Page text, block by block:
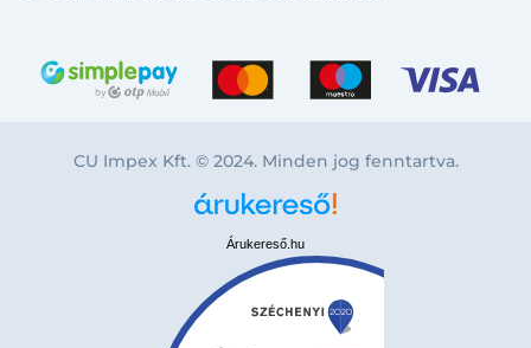
CU Impex Kft. © 2024. Minden jog fenntartva.
Árukereső.hu